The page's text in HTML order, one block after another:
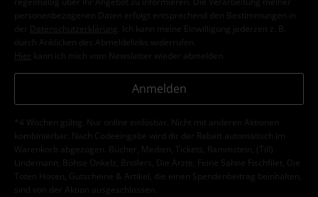
personenbezogenen Daten erfolgt entsprechend den Bestimmungen in
der
Datenschutzerklärung
. Ich kann meine Einwilligung jederzeit z. B.
durch Anklicken des Abmeldelinks widerrufen.
Hier kann ich mich vom Newsletter wieder abmelden.
Anmelden
*4 Wochen gültig. Nur online einlösbar. Nicht mit anderen Aktionen
kombinierbar. Nach Codeeingabe wird dir der Rabatt automatisch im
Warenkorb abgezogen. Bücher, Medien, Tickets, Rammstein, (Till)
Lindemann, Böhse Onkelz, Broilers, Die Ärzte, Feine Sahne Fischfilet, Die
Toten Hosen, Gutscheine & Artikel, die einen Spendenbeitrag beinhalten,
sind von der Aktion ausgeschlossen.